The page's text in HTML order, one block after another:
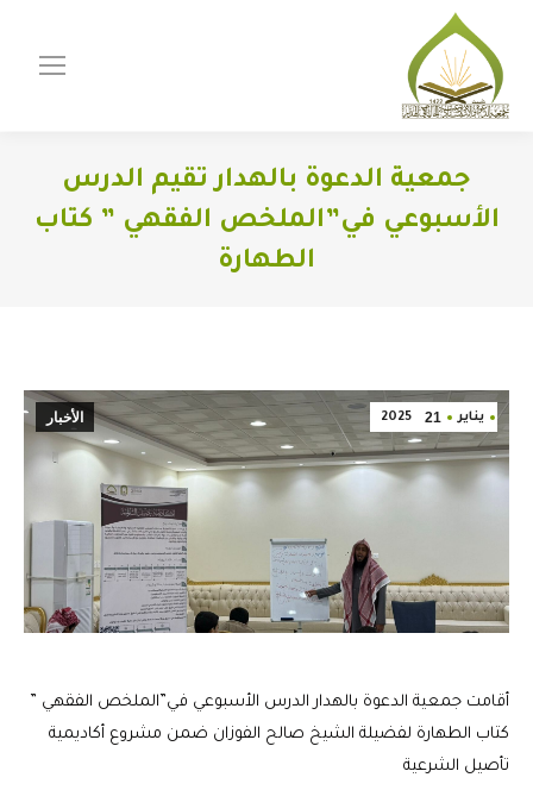
جمعية الدعوة بالهدار تقيم الدرس
الأسبوعي في”الملخص الفقهي ” كتاب
الطهارة
يناير 21
2025 الأخبار
أقامت جمعية الدعوة بالهدار الدرس الأسبوعي في”الملخص الفقهي ”
كتاب الطهارة لفضيلة الشيخ صالح الفوزان ضمن مشروع أكاديمية
تأصيل الشرعية